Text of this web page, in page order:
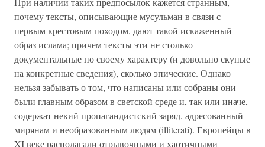
почему тексты, описывающие мусульман в связи с
первым крестовым походом, дают такой искаженный
образ ислама; причем тексты эти не столько
документальные по своему характеру (и довольно скупые
на конкретные сведения), сколько эпические. Однако
нельзя забывать о том, что написаны или собраны они
были главным образом в светской среде и, так или иначе,
содержат некий пропагандистский заряд, адресованный
мирянам и необразованным людям (illiterati). Европейцы в
XI веке располагали отрывочными и хаотичными